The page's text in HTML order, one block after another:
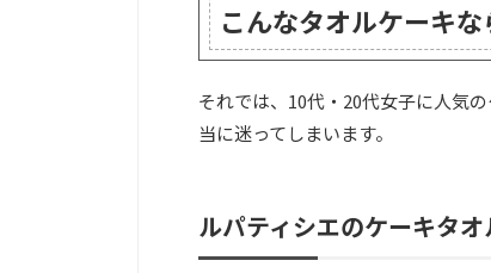
こんなタオルケーキ
それでは、10代・20代女子に人気
当に迷ってしまいます。
ルパティシエのケーキタオ